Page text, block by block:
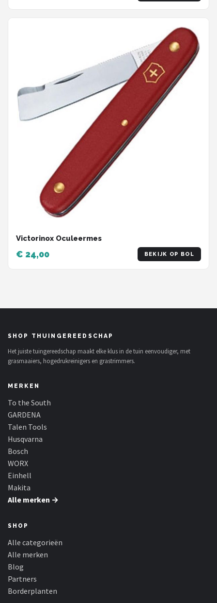
Victorinox Oculeermes
€ 24,00 BEKIJK OP BOL
SHOP THUINGEREEDSCHAP
Het juiste tuingereedschap maakt elke klus in de tuin eenvoudiger, met
grasmaaiers, hogedrukreinigers en grastrimmers.
MERKEN
To the South
GARDENA
Talen Tools
Husqvarna
Bosch
WORX
Einhell
Makita
Alle merken →
SHOP
Alle categorieën
Alle merken
Blog
Partners
Borderplanten